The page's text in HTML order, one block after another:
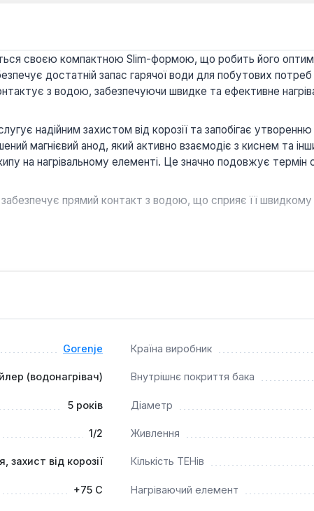
своєю компактною Slim-формою, що робить його
достатній запас гарячої води для побутових
з водою, забезпечуючи швидке та ефективне
надійним захистом від корозії та запобігає
магнієвий анод, який активно взаємодіє з киснем та
на нагрівальному елементі. Це значно подовжує термін
прямий контакт з водою, що сприяє її
біметалічний термометр дозволяють легко контролювати
та вузька форма дозволяють максимально
Gorenje Країна виробник
(водонагрівач) Внутрішнє покриття бака
5 років Діаметр
1/2 Живлення
захист від корозії Кількість ТЕНів
+75 C Нагріваючий елемент